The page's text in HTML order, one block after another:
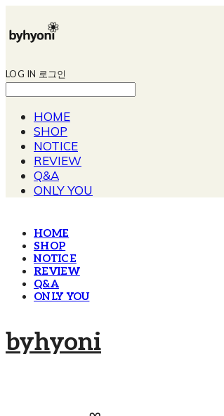
LOG IN 로그인
HOME
SHOP
NOTICE
REVIEW
Q&A
ONLY YOU
HOME
SHOP
NOTICE
REVIEW
Q&A
ONLY YOU
byhyoni